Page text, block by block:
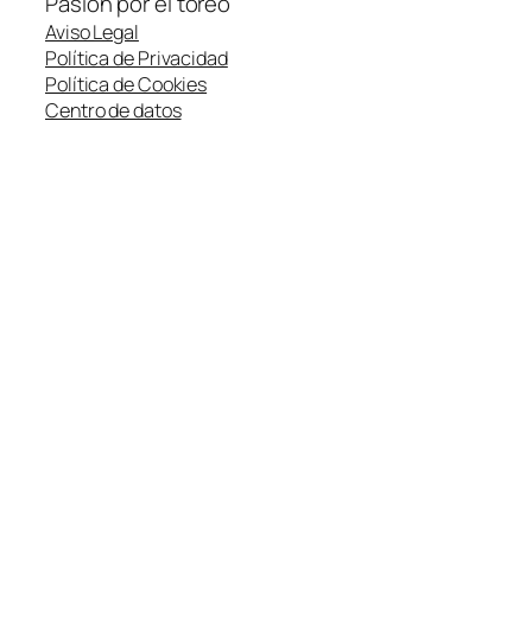
Aviso Legal
Política de Privacidad
Política de Cookies
Centro de datos